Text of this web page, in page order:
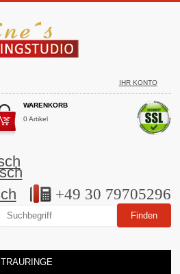
IHR KONTO
WARENKORB
0 Artikel
+49 30 79705296
TRAURINGE